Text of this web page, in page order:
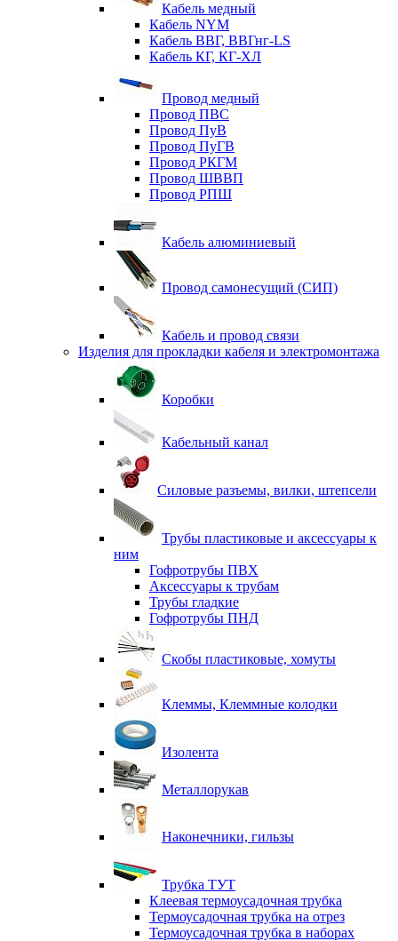
Кабель медный
Кабель NYM
Кабель ВВГ, ВВГнг-LS
Кабель КГ, КГ-ХЛ
Провод медный
Провод ПВС
Провод ПуВ
Провод ПуГВ
Провод РКГМ
Провод ШВВП
Провод РПШ
Кабель алюминиевый
Провод самонесущий (СИП)
Кабель и провод связи
Изделия для прокладки кабеля и электромонтажа
Коробки
Кабельный канал
Силовые разъемы, вилки, штепсели
Трубы пластиковые и аксессуары к
ним
Гофротрубы ПВХ
Аксессуары к трубам
Трубы гладкие
Гофротрубы ПНД
Скобы пластиковые, хомуты
Клеммы, Клеммные колодки
Изолента
Металлорукав
Наконечники, гильзы
Трубка ТУТ
Клеевая термоусадочная трубка
Термоусадочная трубка на отрез
Термоусадочная трубка в наборах